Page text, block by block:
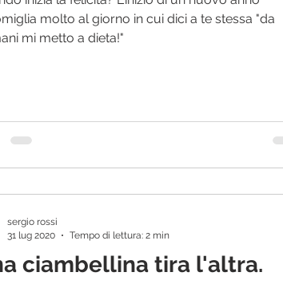
molto al giorno in cui dici a te stessa "da
mi metto a dieta!"
ciambellina tira l'altra.
sergio rossi
31 lug 2020
Tempo di lettura: 2 min